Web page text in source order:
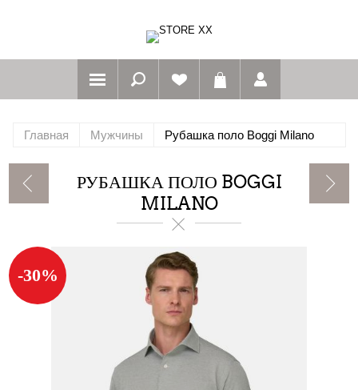
Главная Мужчины Рубашка поло Boggi Milano
РУБАШКА ПОЛО BOGGI
MILANO
-30%